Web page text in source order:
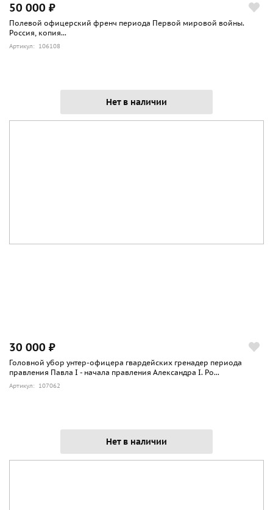
50 000 ₽
Полевой офицерский френч периода Первой мировой войны.
Россия, копия...
Артикул: 106108
Нет в наличии
30 000 ₽
Головной убор унтер-офицера гвардейских гренадер периода
правления Павла I - начала правления Александра I. Ро...
Артикул: 107062
Нет в наличии